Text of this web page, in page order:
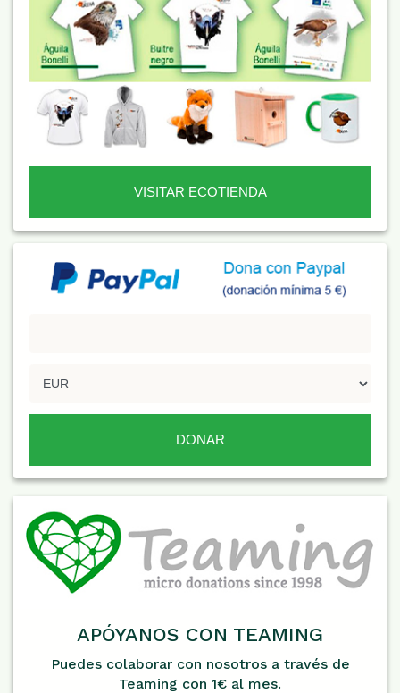
VISITAR ECOTIENDA
APÓYANOS CON TEAMING
Puedes colaborar con nosotros a través de
Teaming con 1€ al mes.